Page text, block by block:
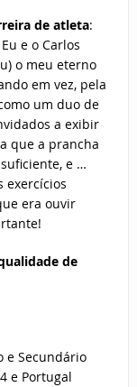
de atleta:
e o Carlos
o meu eterno
em vez, pela
um duo de
a exibir
que a prancha
e …
exercícios
era ouvir
de
e Secundário
e Portugal